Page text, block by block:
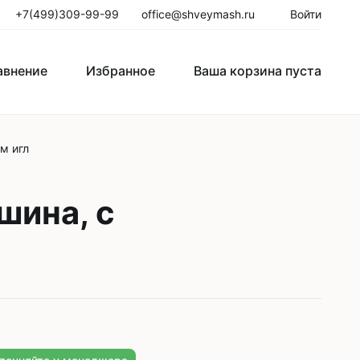
+7(499)309-99-99 office@shveymash.ru Войти
Избранное Ваша корзина пуста
стежка
Закрепочные швейные машины
игл
с